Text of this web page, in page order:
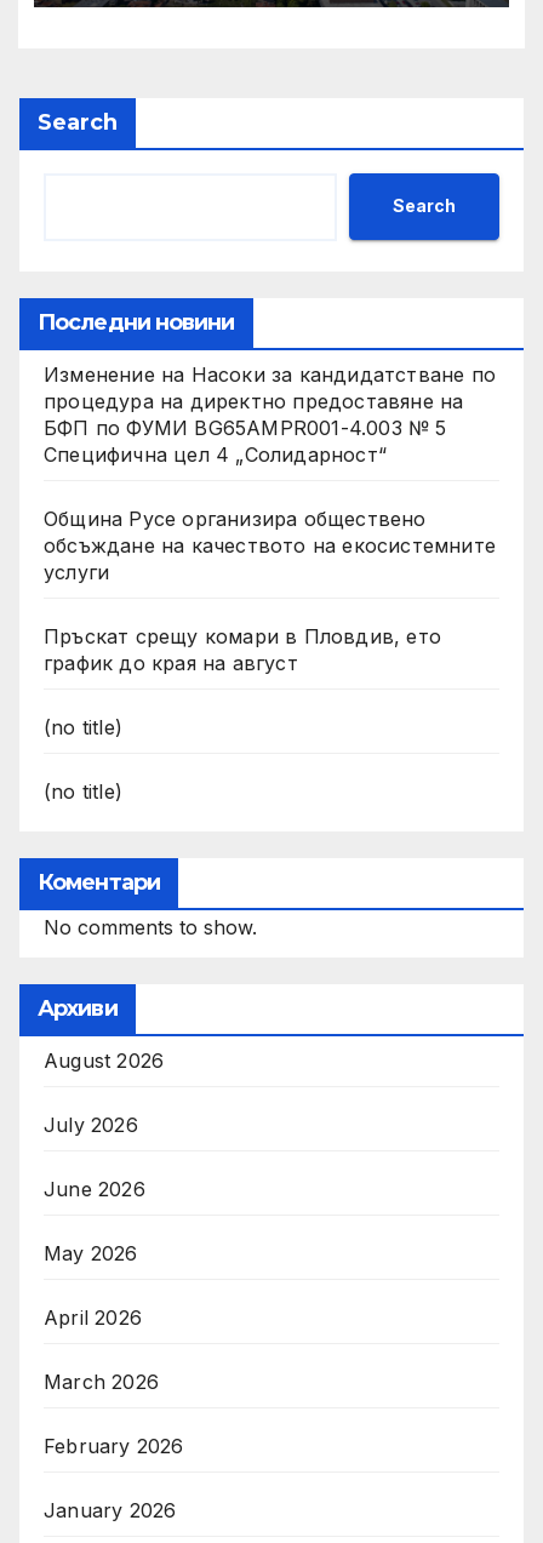
Search
Search
Последни новини
Изменение на Насоки за кандидатстване по
процедура на директно предоставяне на
БФП по ФУМИ BG65AMPR001-4.003 № 5
Специфична цел 4 „Солидарност“
Община Русе организира обществено
обсъждане на качеството на екосистемните
услуги
Пръскат срещу комари в Пловдив, ето
график до края на август
(no title)
(no title)
Коментари
No comments to show.
Архиви
August 2026
July 2026
June 2026
May 2026
April 2026
March 2026
February 2026
January 2026